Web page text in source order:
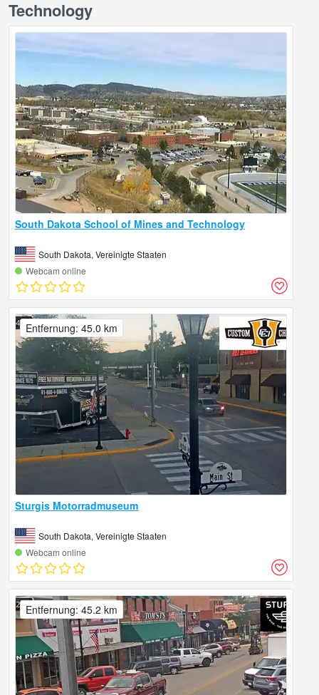
Technology
South Dakota School of Mines and Technology
South Dakota, Vereinigte Staaten
Webcam online
Sturgis Motorradmuseum
South Dakota, Vereinigte Staaten
Webcam online
Entfernung: 45.0 km
Entfernung: 45.2 km